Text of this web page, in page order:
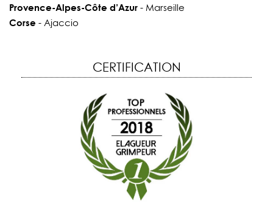
Provence-Alpes-Côte d’Azur- Marseille
Corse - Ajaccio
CERTIFICATION